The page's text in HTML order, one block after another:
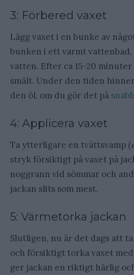
3: Förbered vaxet
Lägg vaxet i en bunke av
bunken i ett varmt
vatten. Efter ca 15-20 minuter
smält. Under den tiden
den öl, om du gör det på
4: Applicera vaxet
Ta ytterligare en tvättsvamp (
stryk försiktigt på vaxet på
noggrann vid sömmar och
jackan slits som mest.
5: Värmetorka jackan
Slutligen, nu är det dags att
och försiktigt torka vaxet
ger jackan en riktigt härlig